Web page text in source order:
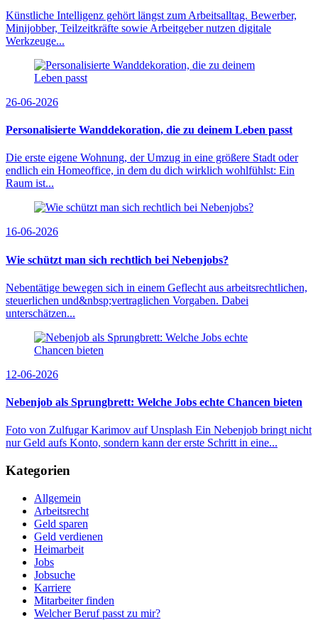
Künstliche Intelligenz gehört längst zum Arbeitsalltag. Bewerber,
Minijobber, Teilzeitkräfte sowie Arbeitgeber nutzen digitale
Werkzeuge...
26-06-2026
Personalisierte Wanddekoration, die zu deinem Leben passt
Die erste eigene Wohnung, der Umzug in eine größere Stadt oder
endlich ein Homeoffice, in dem du dich wirklich wohlfühlst: Ein
Raum ist...
16-06-2026
Wie schützt man sich rechtlich bei Nebenjobs?
Nebentätige bewegen sich in einem Geflecht aus arbeitsrechtlichen,
steuerlichen und&nbsp;vertraglichen Vorgaben. Dabei
unterschätzen...
12-06-2026
Nebenjob als Sprungbrett: Welche Jobs echte Chancen bieten
Foto von Zulfugar Karimov auf Unsplash Ein Nebenjob bringt nicht
nur Geld aufs Konto, sondern kann der erste Schritt in eine...
Kategorien
Allgemein
Arbeitsrecht
Geld sparen
Geld verdienen
Heimarbeit
Jobs
Jobsuche
Karriere
Mitarbeiter finden
Welcher Beruf passt zu mir?